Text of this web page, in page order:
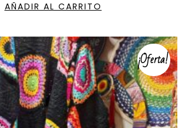
AÑADIR AL CARRITO
¡Oferta!